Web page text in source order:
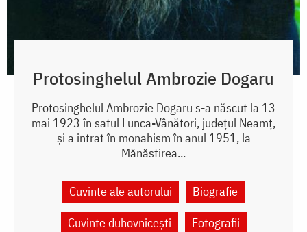
Protosinghelul Ambrozie Dogaru
Protosinghelul Ambrozie Dogaru s-a născut la 13
mai 1923 în satul Lunca-Vânători, județul Neamț,
și a intrat în monahism în anul 1951, la
Mănăstirea...
Cuvinte ale autorului
Biografie
Cuvinte duhovnicești
Fotografii